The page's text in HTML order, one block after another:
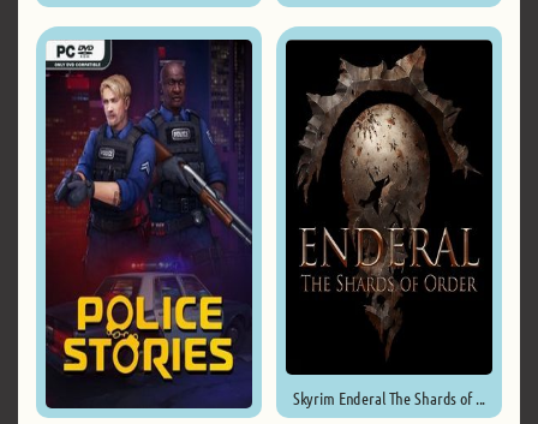
Shattered - Tale of the ...
Skyrim Enderal The Shards of ...